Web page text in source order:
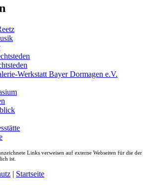
Werkstatt Bayer Dormagen e.V.
Links verweisen auf externe Webseiten für die der
ist.
| Startseite